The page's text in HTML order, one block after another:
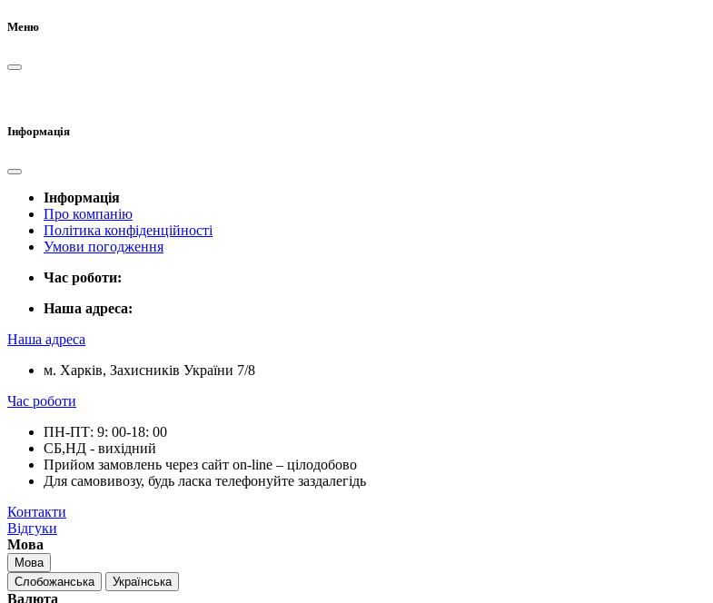
Меню
Інформація
Інформація
Про компанію
Політика конфіденційності
Умови погодження
Час роботи:
Наша адреса:
Наша адреса
м. Харків, Захисників України 7/8
Час роботи
ПН-ПТ: 9: 00-18: 00
СБ,НД - вихідний
Прийом замовлень через сайт on-line – цілодобово
Для самовивозу, будь ласка телефонуйте заздалегідь
Контакти
Відгуки
Мова
Мова
Слобожанська
Українська
Валюта